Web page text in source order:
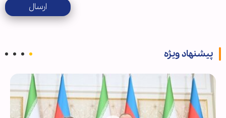
ارسال
پیشنهاد ویژه